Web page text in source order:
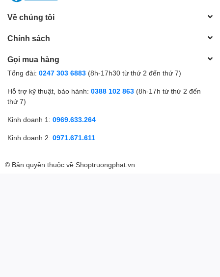
Về chúng tôi
Chính sách
Gọi mua hàng
Tổng đài: 0247 303 6883 (8h-17h30 từ thứ 2 đến thứ 7)
Hỗ trợ kỹ thuật, bảo hành: 0388 102 863 (8h-17h từ thứ 2 đến
thứ 7)
Kinh doanh 1: 0969.633.264
Kinh doanh 2: 0971.671.611
© Bản quyền thuộc về Shoptruongphat.vn